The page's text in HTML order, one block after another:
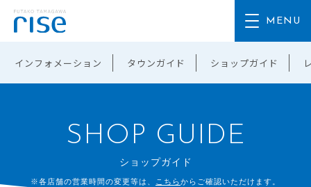
インフォメーション タウンガイド ショップガイド
SHOP GUIDE
ショップガイド
※各店舗の営業時間の変更等は、 こちらからご確認いただけます。